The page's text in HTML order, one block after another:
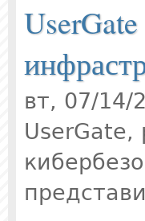
вт, 07/14/
UserGate,